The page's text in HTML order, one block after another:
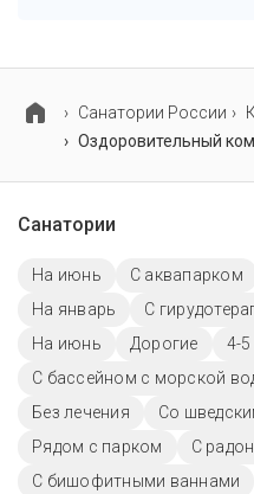
выбирать срок не менее
Cанатории России
Оздоровительный
Санатории
На июнь С аквапарком
На январь
С
На июнь
Дорогие 4-5
С бассейном с морской
Без лечения
Со
Рядом с парком
С
С бишофитными ваннами